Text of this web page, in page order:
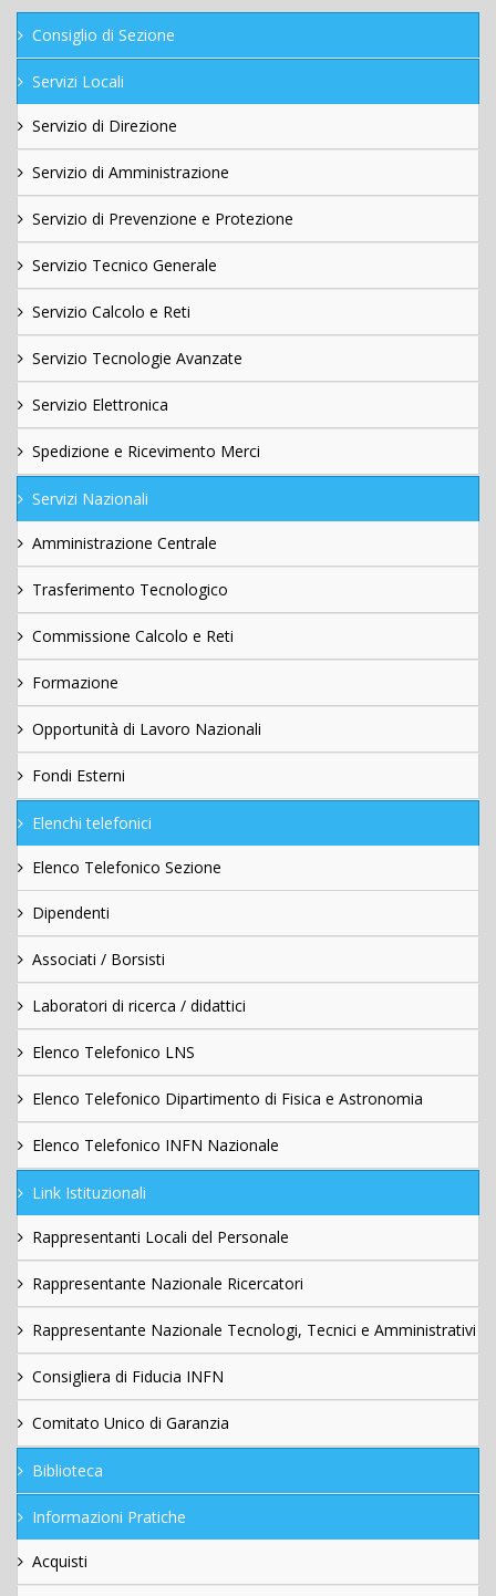
Consiglio di Sezione
Servizi Locali
Servizio di Direzione
Servizio di Amministrazione
Servizio di Prevenzione e Protezione
Servizio Tecnico Generale
Servizio Calcolo e Reti
Servizio Tecnologie Avanzate
Servizio Elettronica
Spedizione e Ricevimento Merci
Servizi Nazionali
Amministrazione Centrale
Trasferimento Tecnologico
Commissione Calcolo e Reti
Formazione
Opportunità di Lavoro Nazionali
Fondi Esterni
Elenchi telefonici
Elenco Telefonico Sezione
Dipendenti
Associati / Borsisti
Laboratori di ricerca / didattici
Elenco Telefonico LNS
Elenco Telefonico Dipartimento di Fisica e Astronomia
Elenco Telefonico INFN Nazionale
Link Istituzionali
Rappresentanti Locali del Personale
Rappresentante Nazionale Ricercatori
Rappresentante Nazionale Tecnologi, Tecnici e Amministrativi
Consigliera di Fiducia INFN
Comitato Unico di Garanzia
Biblioteca
Informazioni Pratiche
Acquisti